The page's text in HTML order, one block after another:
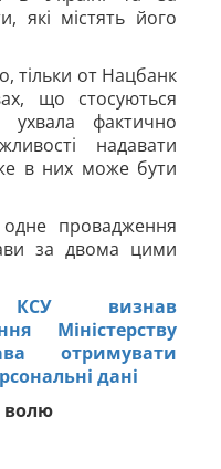
які містять його
тільки от Нацбанк
що стосуються
фактично
надавати
в них може бути
провадження
за двома цими
КСУ визнав
Міністерству
отримувати
дані